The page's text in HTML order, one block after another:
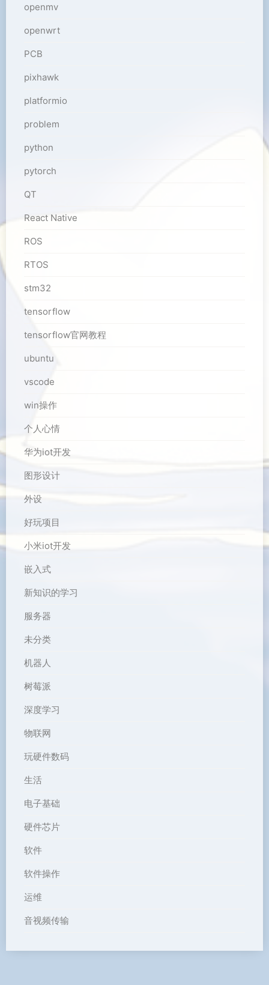
openmv
openwrt
PCB
pixhawk
platformio
problem
python
pytorch
QT
React Native
ROS
RTOS
stm32
tensorflow
tensorflow官网教程
ubuntu
vscode
win操作
个人心情
华为iot开发
图形设计
外设
好玩项目
小米iot开发
嵌入式
新知识的学习
服务器
未分类
机器人
树莓派
深度学习
物联网
玩硬件数码
生活
电子基础
硬件芯片
软件
软件操作
运维
音视频传输